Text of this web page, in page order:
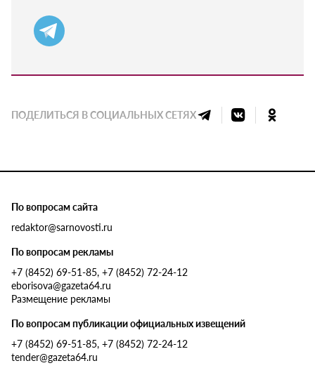
ПОДЕЛИТЬСЯ В СОЦИАЛЬНЫХ СЕТЯХ
По вопросам сайта
redaktor@sarnovosti.ru
По вопросам рекламы
+7 (8452) 69-51-85, +7 (8452) 72-24-12
eborisova@gazeta64.ru
Размещение рекламы
По вопросам публикации официальных извещений
+7 (8452) 69-51-85, +7 (8452) 72-24-12
tender@gazeta64.ru